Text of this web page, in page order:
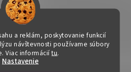
a reklám, poskytovanie funkcií
návštevnosti používame súbory
Viac informáciítu.
Nastavenie
€87,30
DO KOŠÍKA